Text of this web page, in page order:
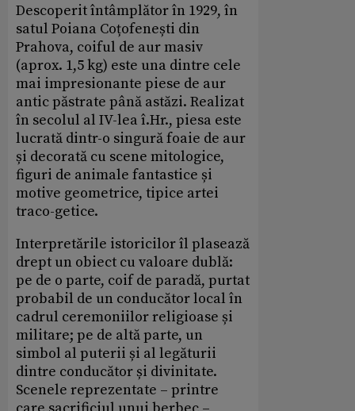
Descoperit întâmplător în 1929, în
satul Poiana Coțofenești din
Prahova, coiful de aur masiv
(aprox. 1,5 kg) este una dintre cele
mai impresionante piese de aur
antic păstrate până astăzi. Realizat
în secolul al IV-lea î.Hr., piesa este
lucrată dintr-o singură foaie de aur
și decorată cu scene mitologice,
figuri de animale fantastice și
motive geometrice, tipice artei
traco-getice.
Interpretările istoricilor îl plasează
drept un obiect cu valoare dublă:
pe de o parte, coif de paradă, purtat
probabil de un conducător local în
cadrul ceremoniilor religioase și
militare; pe de altă parte, un
simbol al puterii și al legăturii
dintre conducător și divinitate.
Scenele reprezentate – printre